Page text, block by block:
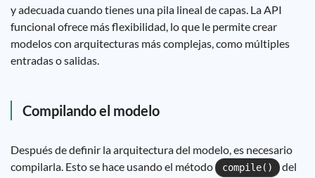
y adecuada cuando tienes una pila lineal de capas. La API
funcional ofrece más flexibilidad, lo que le permite crear
modelos con arquitecturas más complejas, como múltiples
entradas o salidas.
Compilando el modelo
Después de definir la arquitectura del modelo, es necesario
compilarla. Esto se hace usando el método
compile()
del